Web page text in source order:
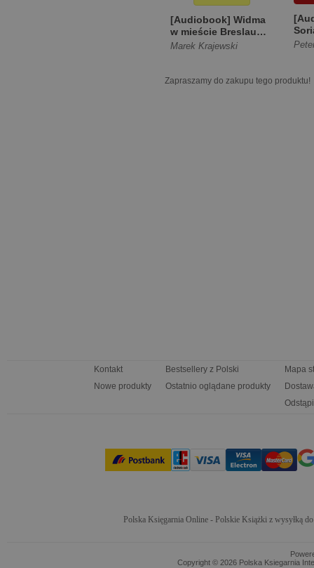
[Audiobook] Widma
w mieście Breslau
[Miękka]
Marek Krajewski
Zapraszamy do zakupu tego produktu!
Kontakt
Nowe produkty
Bestsellery z Polski
Ostatnio oglądane produkty
Mapa
Polska Księgarnia Online - Polskie Książki z wysyłką
Copyright © 2026 Polska Ksiegarnia